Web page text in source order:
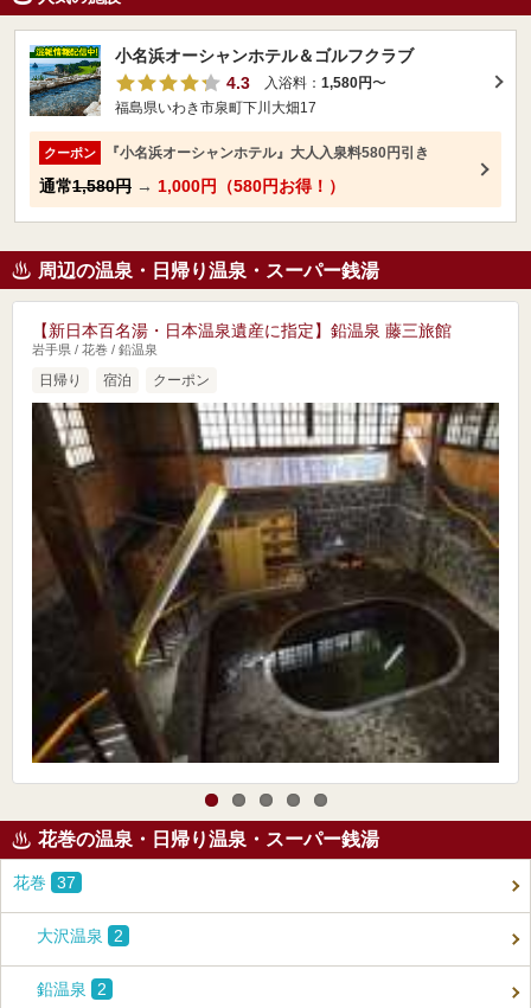
小名浜オーシャンホテル＆ゴルフクラブ
4.3
入浴料： 1,580円〜
福島県いわき市泉町下川大畑17
クーポン 『小名浜オーシャンホテル』大人入泉料580円引き
通常1,580円 → 1,000円（580円お得！）
周辺の温泉・日帰り温泉・スーパー銭湯
【新日本百名湯・日本温泉遺産に指定】鉛温泉 藤三旅館
岩手県 / 花巻 / 鉛温泉
日帰り 宿泊 クーポン
花巻の温泉・日帰り温泉・スーパー銭湯
花巻 37
大沢温泉 2
鉛温泉 2